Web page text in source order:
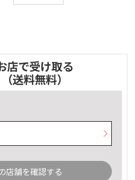
店で受け取る
（送料無料）
店舗を確認する